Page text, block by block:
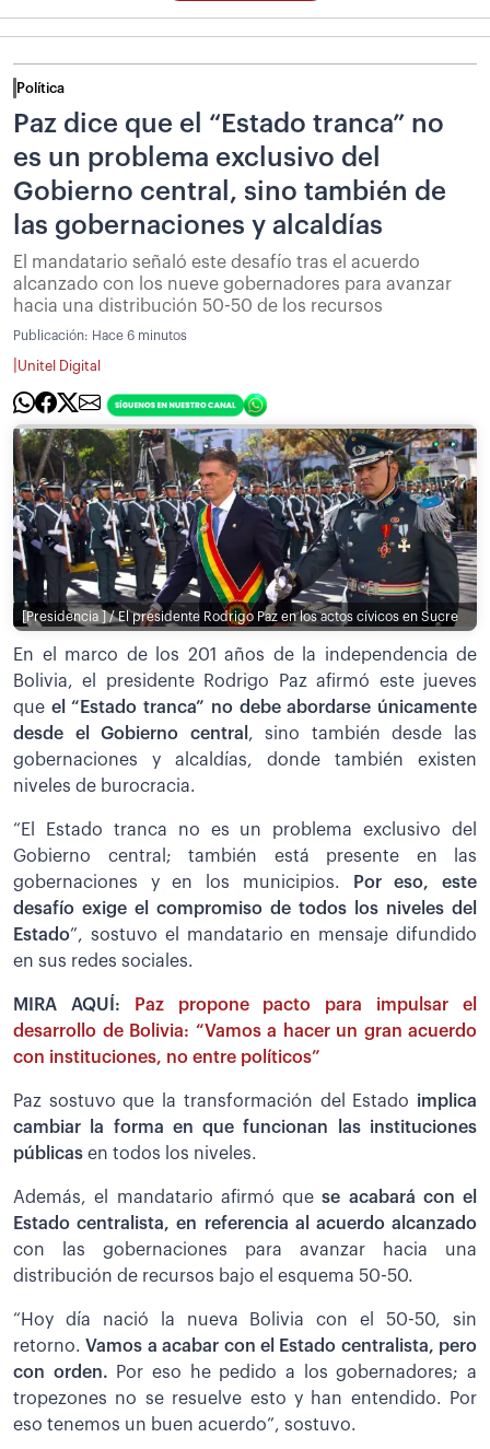
Política
Paz dice que el “Estado tranca” no
es un problema exclusivo del
Gobierno central, sino también de
las gobernaciones y alcaldías
El mandatario señaló este desafío tras el acuerdo
alcanzado con los nueve gobernadores para avanzar
hacia una distribución 50-50 de los recursos
Publicación: Hace 6 minutos
Unitel Digital
[Presidencia ] / El presidente Rodrigo Paz en los actos cívicos en Sucre
En el marco de los 201 años de la independencia de
Bolivia, el presidente Rodrigo Paz afirmó este jueves
que el “Estado tranca” no debe abordarse únicamente
desde el Gobierno central , sino también desde las
gobernaciones y alcaldías, donde también existen
niveles de burocracia.
“El Estado tranca no es un problema exclusivo del
Gobierno central; también está presente en las
gobernaciones y en los municipios.
Por eso, este
desafío exige el compromiso de todos los niveles del
Estado”, sostuvo el mandatario en mensaje difundido
en sus redes sociales.
MIRA AQUÍ:
Paz propone pacto para impulsar el
desarrollo de Bolivia: “Vamos a hacer un gran acuerdo
con instituciones, no entre políticos”
Paz sostuvo que la transformación del Estado implica
cambiar la forma en que funcionan las instituciones
públicas en todos los niveles.
Además, el mandatario afirmó quese acabará con el
Estado centralista, en referencia al acuerdo alcanzado
con las gobernaciones para avanzar hacia una
distribución de recursos bajo el esquema 50-50.
“Hoy día nació la nueva Bolivia con el 50-50, sin
retorno.Vamos a acabar con el Estado centralista, pero
con orden. Por eso he pedido a los gobernadores; a
tropezones no se resuelve esto y han entendido. Por
eso tenemos un buen acuerdo”, sostuvo.